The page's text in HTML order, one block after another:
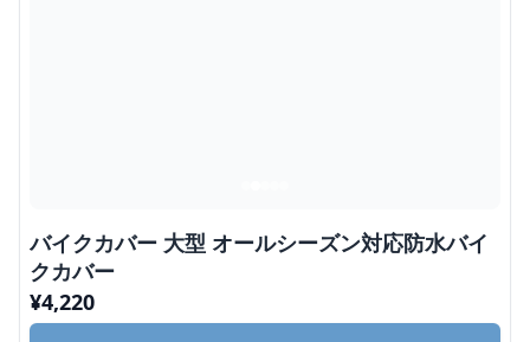
バイクカバー 大型 オールシーズン対応防水バイ
クカバー
¥4,220